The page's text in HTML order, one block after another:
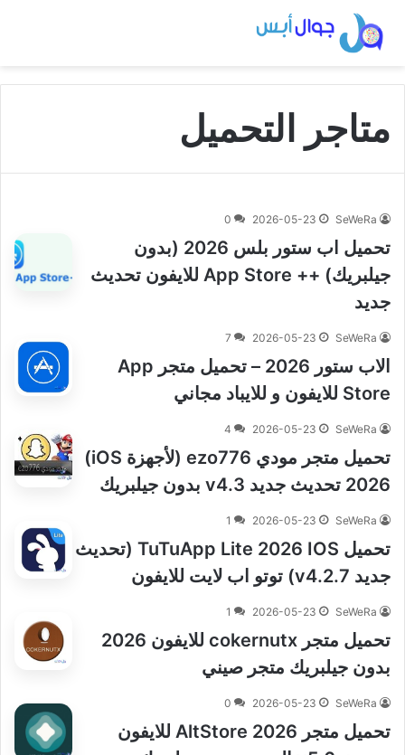
متاجر التحميل
SeWeRa
2026-05-23
0
تحميل اب ستور بلس 2026 (بدون
جيلبريك) ++ App Store للايفون تحديث
جديد
SeWeRa
2026-05-23
7
الاب ستور 2026 – تحميل متجر App
Store للايفون و للايباد مجاني
SeWeRa
2026-05-23
4
تحميل متجر مودي ezo776 (لأجهزة iOS)
2026 تحديث جديد v4.3 بدون جيلبريك
SeWeRa
2026-05-23
1
تحميل TuTuApp Lite 2026 IOS (تحديث
جديد v4.2.7) توتو اب لايت للايفون
SeWeRa
2026-05-23
1
تحميل متجر cokernutx للايفون 2026
بدون جيلبريك متجر صيني
SeWeRa
2026-05-23
0
تحميل متجر AltStore 2026 للايفون